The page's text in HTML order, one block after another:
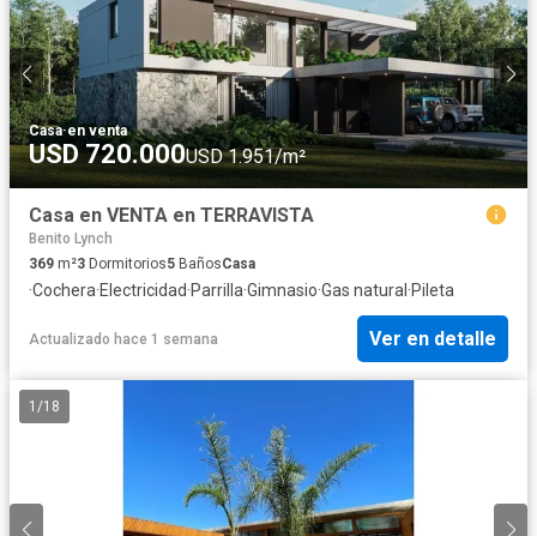
Casa·en venta
USD 720.000USD 1.951/m²
Casa en VENTA en TERRAVISTA
Benito Lynch
369 m²3 Dormitorios5 BañosCasa
·Cochera·Electricidad·Parrilla·Gimnasio·Gas natural ·Pileta
Actualizado hace 1 semana Ver en detalle
1 /18